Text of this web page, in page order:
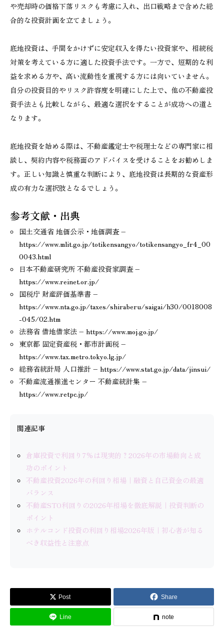
や売却時の価格下落リスクも考慮に入れ、出口戦略まで含めた総
合的な投資計画を立てましょう。
底地投資は、手間をかけずに安定収入を得たい投資家や、相続税
対策を考えている方に適した投資手法です。一方で、短期的な利
益を求める方や、高い流動性を重視する方には向いていません。
自分の投資目的やリスク許容度を明確にした上で、他の不動産投
資手法とも比較しながら、最適な選択をすることが成功への道と
なります。
底地投資を始める際は、不動産鑑定士や税理士などの専門家に相
談し、契約内容や税務面のアドバイスを受けることをお勧めしま
す。正しい知識と慎重な判断により、底地投資は長期的な資産形
成の有力な選択肢となるでしょう。
参考文献・出典
国土交通省 地価公示・地価調査 –
https://www.mlit.go.jp/totikensangyo/totikensangyo_fr4_00
0043.html
日本不動産研究所 不動産投資家調査 –
https://www.reinet.or.jp/
国税庁 財産評価基準書 –
https://www.nta.go.jp/taxes/shiraberu/saigai/h30/0018008
-045/02.htm
法務省 借地借家法 – https://www.moj.go.jp/
東京都 固定資産税・都市計画税 –
https://www.tax.metro.tokyo.lg.jp/
総務省統計局 人口推計 – https://www.stat.go.jp/data/jinsui/
不動産流通推進センター 不動産統計集 –
https://www.retpc.jp/
関連記事
倉庫投資で利回り7%は現実的？2026年の市場動向と成
功のポイント
不動産投資2026年の利回り相場｜融資と自己資金の最適
バランス
不動産STO利回りの2026年相場を徹底解説｜投資判断の
ポイント
ホテルコンド投資の利回り相場2026年版｜初心者が知る
べき収益性と注意点
Post Share
Line note